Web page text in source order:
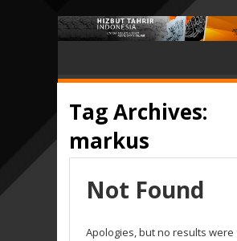
Tag Archives:
markus
Not Found
Apologies, but no results